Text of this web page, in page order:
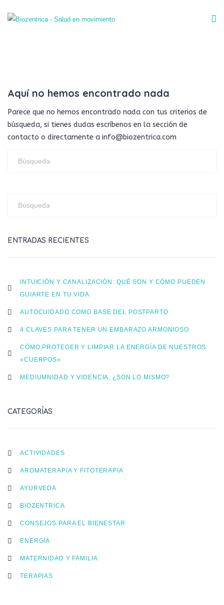
Aquí no hemos encontrado nada
Parece que no hemos encontrado nada con tus criterios de
búsqueda, si tienes dudas escríbenos en la sección de
contacto o directamente a info@biozentrica.com
ENTRADAS RECIENTES
INTUICIÓN Y CANALIZACIÓN: QUÉ SON Y CÓMO PUEDEN
GUIARTE EN TU VIDA
AUTOCUIDADO COMO BASE DEL POSTPARTO
4 CLAVES PARA TENER UN EMBARAZO ARMONIOSO
CÓMO PROTEGER Y LIMPIAR LA ENERGÍA DE NUESTROS
«CUERPOS»
MEDIUMNIDAD Y VIDENCIA, ¿SON LO MISMO?
CATEGORÍAS
ACTIVIDADES
AROMATERAPIA Y FITOTERAPIA
AYURVEDA
BIOZENTRICA
CONSEJOS PARA EL BIENESTAR
ENERGÍA
MATERNIDAD Y FAMILIA
TERAPIAS